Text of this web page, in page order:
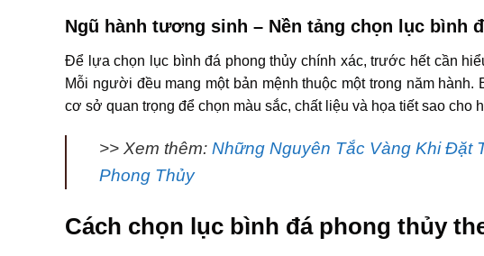
Ngũ hành tương sinh – Nền tảng chọn lục bình
Để lựa chọn lục bình đá phong thủy chính xác, trước hết cần
Mỗi người đều mang một bản mệnh thuộc một trong năm
cơ sở quan trọng để chọn màu sắc, chất liệu và họa tiết sao cho
>> Xem thêm: Những Nguyên Tắc Vàng Khi Đặt
Phong Thủy
Cách chọn lục bình đá phong thủy